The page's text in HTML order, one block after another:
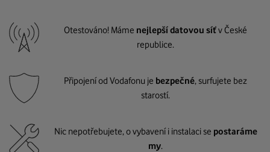
Otestováno! Máme nejlepší datovou síťv České
republice.
Připojení od Vodafonu je bezpečné, surfujete bez
starostí.
Nic nepotřebujete, o vybavení i instalaci se postaráme
my.